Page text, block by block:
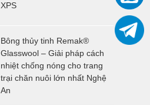
XPS
Bông thủy tinh Remak®
Glasswool – Giải pháp cách
nhiệt chống nóng cho trang
trại chăn nuôi lớn nhất Nghệ
An